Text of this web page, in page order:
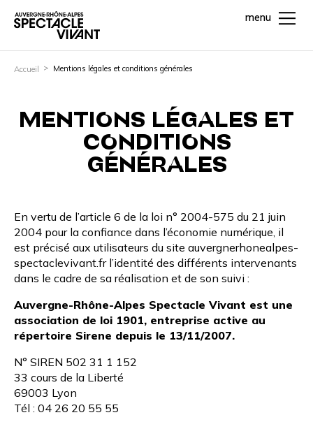
menu
Accueil Mentions légales et conditions générales
MENTIONS LÉGALES ET
CONDITIONS
GÉNÉRALES
En vertu de l’article 6 de la loi n° 2004-575 du 21 juin
2004 pour la confiance dans l’économie numérique, il
est précisé aux utilisateurs du site auvergnerhonealpes-
spectaclevivant.frl’identité des différents intervenants
dans le cadre de sa réalisation et de son suivi :
Auvergne-Rhône-Alpes Spectacle Vivant est une
association de loi 1901, entreprise active au
répertoire Sirene depuis le 13/11/2007.
N° SIREN 502 31 1 152
33 cours de la Liberté
69003 Lyon
Tél : 04 26 20 55 55